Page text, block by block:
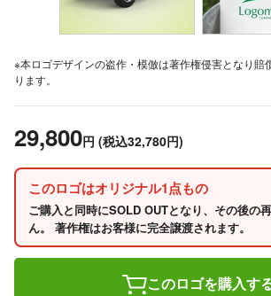
※本ロゴデザインの盗作・模倣は著作権侵害となり賠
ります。
29,800円 (税込32,780円)
このロゴはオリジナル1点もの
ご購入と同時にSOLD OUTとなり、その後の
ん。 著作権はお客様に完全譲渡されます。
このロゴを購入す